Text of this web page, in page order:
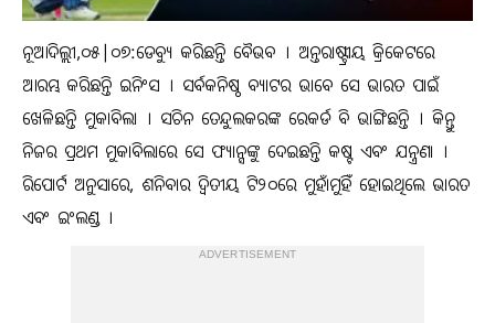
ନୂଆଦିଲ୍ଲୀ,୦୫|୦୭:ଡେବ୍ୟୁ କରିଛନ୍ତି ବୈଭବ । ଅନ୍ତରାଷ୍ଟ୍ରୀୟ କ୍ରିକେଟରେ
ଆରମ୍ଭ କରିଛନ୍ତି ଇନିଂସ । ସର୍ବକନିଷ୍ଠ ବ୍ୟାଟର ଭାବେ ସେ ଭାରତ ପାଇଁ
ଖେଳିଛନ୍ତି ମୁକାବିଲା । ସଚିନ ତେନ୍ଦୁଲକରଙ୍କ ରେକର୍ଡ ବି ଭାଙ୍ଗିଛନ୍ତି । କିନ୍ତୁ
ନିଜର ପ୍ରଥମ ମୁକାବିଲାରେ ସେ ଫ୍ୟାନ୍ସଙ୍କୁ ଦେଇଛନ୍ତି କଷ୍ଟ ଏବଂ ଯନ୍ତ୍ରଣା ।
ରିପୋର୍ଟ ଅନୁସାରେ, ଶନିବାର ଦ୍ୱିତୀୟ ଟି୨୦ରେ ମୁହାଁମୁହିଁ ହୋଇଥିଲେ ଭାରତ
ଏବଂ ଇଂଲଣ୍ଡ ।
ADVERTISEMENT